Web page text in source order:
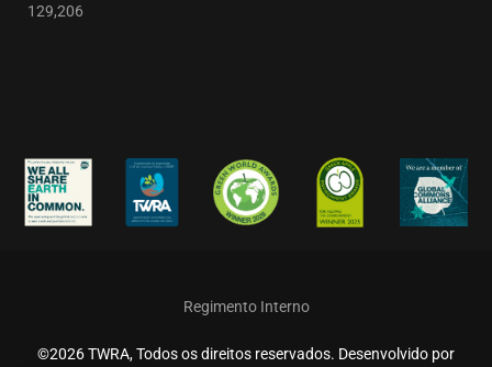
129,206
Regimento Interno
©2026 TWRA, Todos os direitos reservados. Desenvolvido por